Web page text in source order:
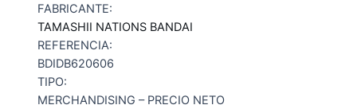
FABRICANTE:
TAMASHII NATIONS BANDAI
REFERENCIA:
BDIDB620606
TIPO:
MERCHANDISING – PRECIO NETO